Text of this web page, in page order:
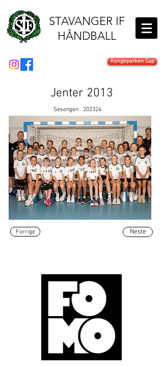
STAVANGER IF
HÅNDBALL
Kongeparken Cup
Jenter 2013
Sesongen 202324
Forrige Neste